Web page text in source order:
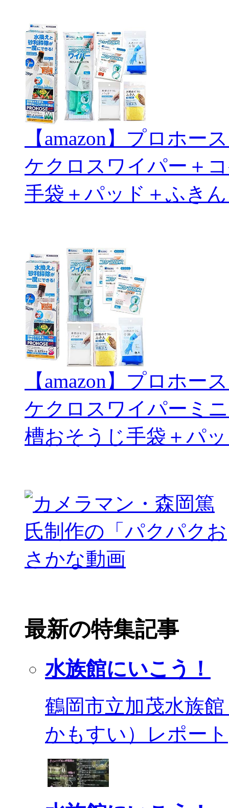
【amazon】プロホ
ケクロスワイパー＋
手袋＋パッド＋ふき
【amazon】プロホー
ケクロスワイパーミ
槽おそうじ手袋＋パ
最新の特集記事
水族館にいこう！
鶴岡市立加茂水族
かもすい）レポート